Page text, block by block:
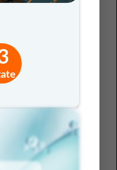
sempre specifico e
consensuale di foto
Bisogna chiarire
consapevole, image-
combinacompetenze
: saper usare